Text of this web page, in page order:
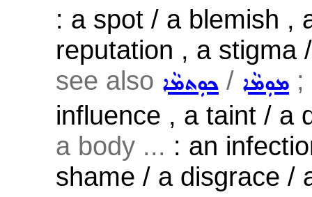
: a spot / a blemish ,
reputation , a stigma
see also ܟܘܼܬܡܵܐ / ܡܘܼܡܵܐ ;
influence , a taint / a
a body ... : an
shame / a disgrace /